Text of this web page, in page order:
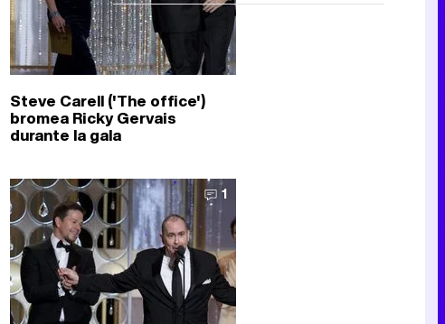
Steve Carell ('The office')
bromea Ricky Gervais
durante la gala
1